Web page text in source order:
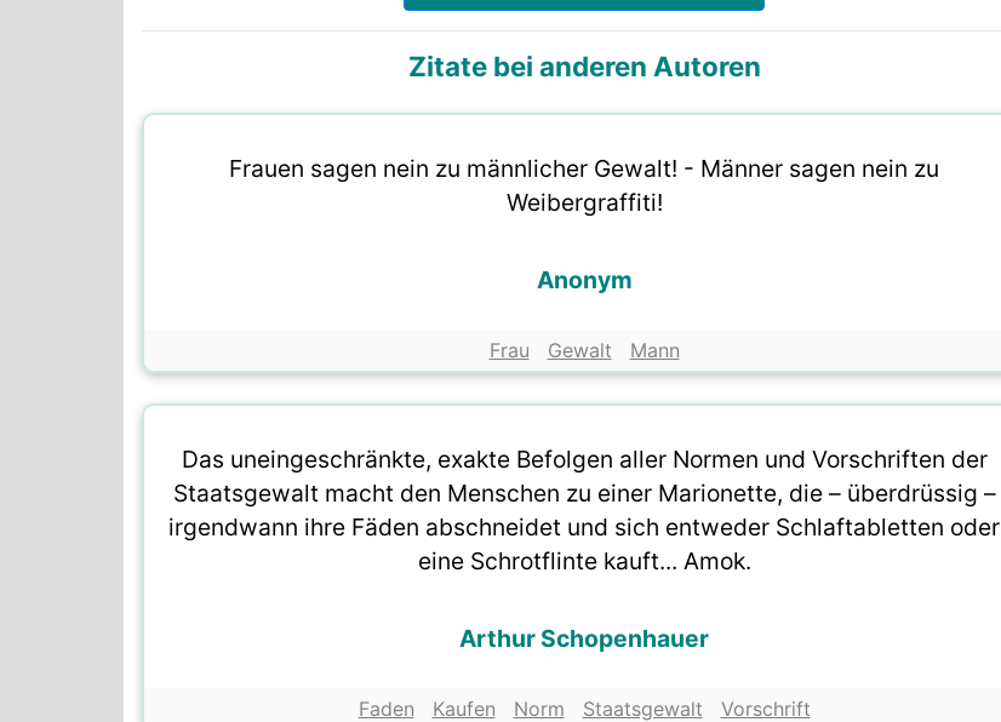
Zitate bei anderen Autoren
Frauen sagen nein zu männlicher Gewalt! - Männer sagen nein zu
Weibergraffiti!
Anonym
Frau Gewalt Mann
Das uneingeschränkte, exakte Befolgen aller Normen und Vorschriften der
Staatsgewalt macht den Menschen zu einer Marionette, die – überdrüssig –
irgendwann ihre Fäden abschneidet und sich entweder Schlaftabletten oder
eine Schrotflinte kauft... Amok.
Arthur Schopenhauer
Faden Kaufen Norm Staatsgewalt Vorschrift